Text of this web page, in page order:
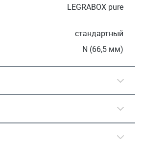
LEGRABOX pure
стандартный
N (66,5 мм)